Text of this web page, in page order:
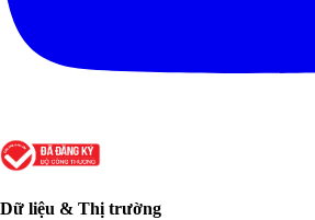
Dữ liệu & Thị trường